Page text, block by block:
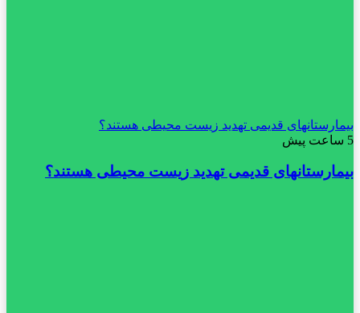
بیمارستانهای قدیمی تهدید زیست محیطی هستند؟
5 ساعت پیش
بیمارستانهای قدیمی تهدید زیست محیطی هستند؟